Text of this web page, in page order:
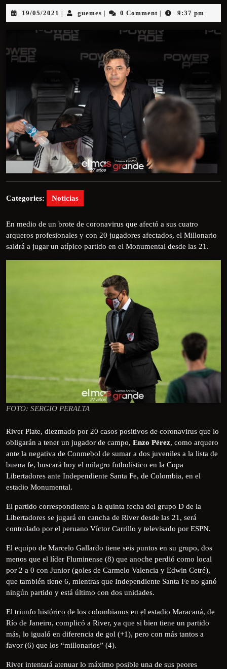
19/05/2021 guemes 0 Comment 9:37 pm
Categories: Noticias
En medio de un brote de coronavirus que afectó a sus cuatro
arqueros profesionales y con 20 jugadores afectados, el Millonario
saldrá a jugar un atípico partido en el Monumental desde las 21.
FOTO: SERGIO PERALTA
River Plate, diezmado por 20 casos positivos de coronavirus que lo
obligarán a tener un jugador de campo, Enzo Pérez, como arquero
ante la negativa de Conmebol de sumar a dos juveniles a la lista de
buena fe, buscará hoy el milagro futbolístico en la Copa
Libertadores ante Independiente Santa Fe, de Colombia, en el
estadio Monumental.
El partido correspondiente a la quinta fecha del grupo D de la
Libertadores se jugará en cancha de River desde las 21, será
controlado por el peruano Víctor Carrillo y televisado por ESPN.
El equipo de Marcelo Gallardo tiene seis puntos en su grupo, dos
menos que el líder Fluminense (8) que anoche perdió como local
por 2 a 0 con Junior (goles de Carmelo Valencia y Edwin Cetré),
que también tiene 6, mientras que Independiente Santa Fe no ganó
ningún partido y está último con dos unidades.
El triunfo histórico de los colombianos en el estadio Maracaná, de
Río de Janeiro, complicó a River, ya que si bien tiene un partido
más, lo igualó en diferencia de gol (+1), pero con más tantos a
favor (6) que los “millonarios” (4).
River intentará atenuar lo máximo posible una de sus peores